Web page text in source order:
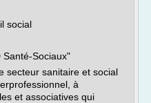
social
Sociaux"
secteur sanitaire et social
à
et associatives qui